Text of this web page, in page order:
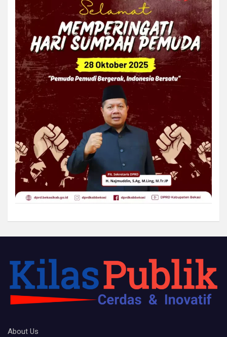
About Us